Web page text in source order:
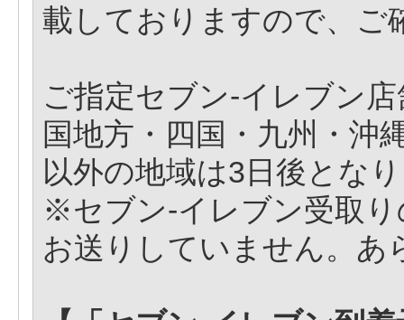
載しておりますので、ご
ご指定セブン-イレブン
国地方・四国・九州・沖
以外の地域は3日後とな
※セブン-イレブン受取り
お送りしていません。あ